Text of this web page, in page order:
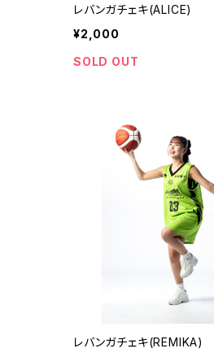
レバンガチェキ(ALICE)
¥2,000
SOLD OUT
レバンガチェキ(REMIKA)